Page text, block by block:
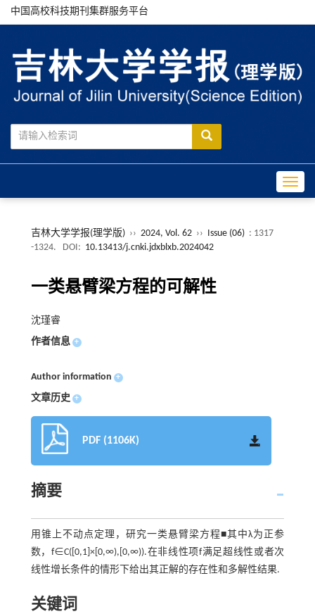
中国高校科技期刊集群服务平台
吉林大学学报(理学版) ›› 2024, Vol. 62 ›› Issue (06) : 1317
-1324.
DOI: 10.13413/j.cnki.jdxblxb.2024042
一类悬臂梁方程的可解性
沈瑾睿
作者信息 +
Author information +
文章历史 +
PDF (1106K)
摘要
用锥上不动点定理，研究一类悬臂梁方程■其中λ为正参
数，f∈C([0,1]×[0,∞),[0,∞)).在非线性项f满足超线性或者次
线性增长条件的情形下给出其正解的存在性和多解性结果.
关键词